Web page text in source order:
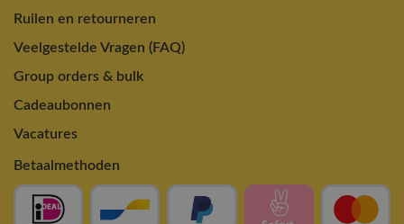
Ruilen en retourneren
Veelgestelde Vragen (FAQ)
Group orders & bulk
Cadeaubonnen
Vacatures
Betaalmethoden